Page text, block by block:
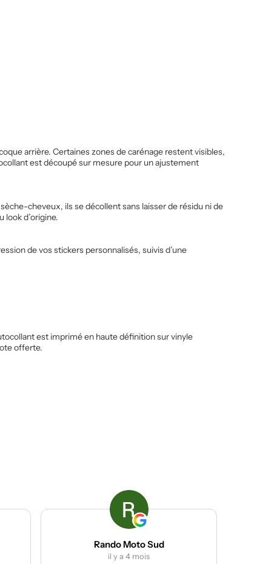
arrière. Certaines zones de carénage restent visibles,
est découpé sur mesure pour un ajustement
cheveux, ils se décollent sans laisser de résidu ni de
look d’origine.
de vos stickers personnalisés, suivis d’une
est imprimé en haute définition sur vinyle
offerte.